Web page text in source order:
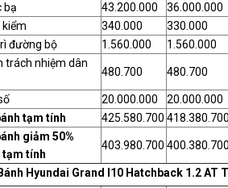
bạ
43.200.000 36.000.000
kiểm
340.000 330.000
đường bộ
1.560.000 1.560.000
trách nhiệm dân
480.700 480.700
20.000.000 20.000.000
tạm tính
425.580.700 418.380.700
giảm 50%
tính
403.980.700 400.380.700
Hyundai Grand I10 Hatchback 1.2 AT